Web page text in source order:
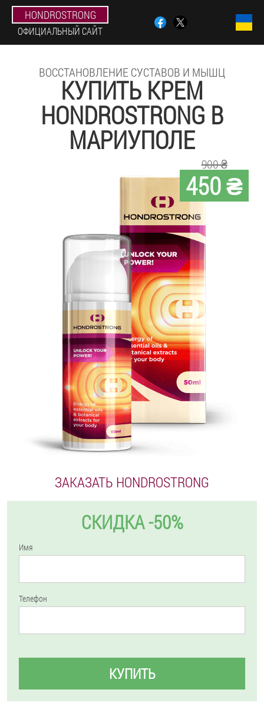
HONDROSTRONG
ОФИЦИАЛЬНЫЙ САЙТ
ВОССТАНОВЛЕНИЕ СУСТАВОВ И МЫШЦ
КУПИТЬ КРЕМ
HONDROSTRONG В
МАРИУПОЛЕ
450 ₴
900 ₴
ЗАКАЗАТЬ HONDROSTRONG
СКИДКА -50%
Имя
Телефон
КУПИТЬ